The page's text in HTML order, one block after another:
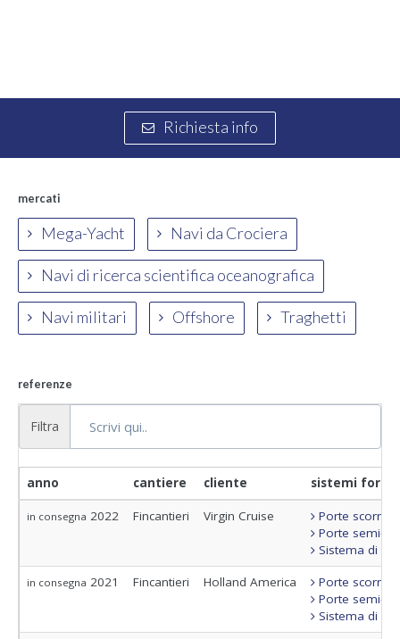
Richiesta info
mercati
Mega-Yacht Navi da Crociera
Navi di ricerca scientifica oceanografica
Navi militari Offshore Traghetti
referenze
Filtra
anno cantiere cliente sistemi
in consegna 2022 Fincantieri Virgin Cruise
Porte
Porte semi-
Sistema di
in consegna 2021 Fincantieri Holland America
Porte
Porte semi-
Sistema di